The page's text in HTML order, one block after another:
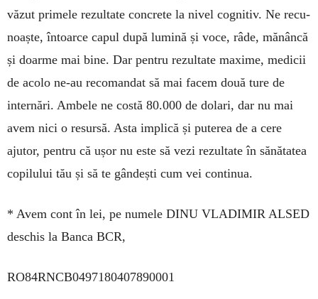
văzut primele rezultate concrete la nivel cognitiv. Ne recu­
noaște, în­toarce capul după lumină și voce, râde, mă­nâncă
și doarme mai bine. Dar pentru re­zultate ma­xime, medicii
de acolo ne-au reco­man­dat să mai facem două ture de
internări. Ambele ne costă 80.000 de dolari, dar nu mai
avem nici o resursă. Asta im­pli­că și puterea de a cere
ajutor, pentru că ușor nu este să vezi rezultate în să­nătatea
copilu­lui tău și să te gândești cum vei con­tinua.
* Avem cont în lei, pe numele DI­NU VLA­DI­MIR ALSED
deschis la Banca BCR,
RO84RNCB0497180407890001